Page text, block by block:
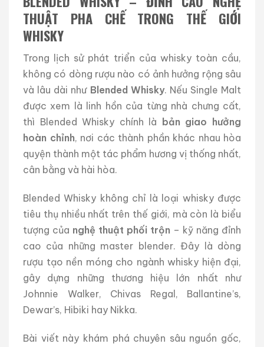
THUẬT PHA CHẾ TRONG THẾ GIỚI
WHISKY
Trong lịch sử phát triển của whisky toàn cầu,
không có dòng rượu nào có ảnh hưởng rộng sâu
và lâu dài như Blended Whisky. Nếu Single Malt
được xem là linh hồn của từng nhà chưng cất,
thì Blended Whisky chính là bản giao hưởng
hoàn chỉnh, nơi các thành phần khác nhau hòa
quyện thành một tác phẩm hương vị thống nhất,
cân bằng và hài hòa.
Blended Whisky không chỉ là loại whisky được
tiêu thụ nhiều nhất trên thế giới, mà còn là biểu
tượng của nghệ thuật phối trộn – kỹ năng đỉnh
cao của những master blender. Đây là dòng
rượu tạo nền móng cho ngành whisky hiện đại,
gây dựng những thương hiệu lớn nhất như
Johnnie Walker, Chivas Regal, Ballantine’s,
Dewar’s, Hibiki hay Nikka.
Bài viết này khám phá chuyên sâu nguồn gốc,